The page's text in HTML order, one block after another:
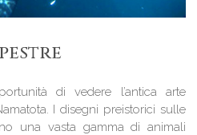
di vedere l’antica arte
I disegni preistorici sulle
una vasta gamma di animali